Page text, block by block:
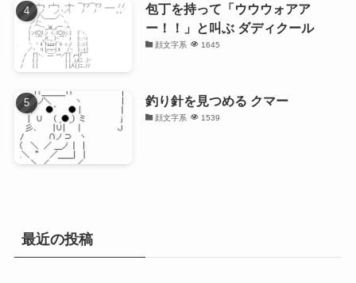
包丁を持って「ウウウォアア
ー！！」と叫ぶ ダディクール
顔文字系 1645
釣り針を見つめる クマー
顔文字系 1539
最近の投稿